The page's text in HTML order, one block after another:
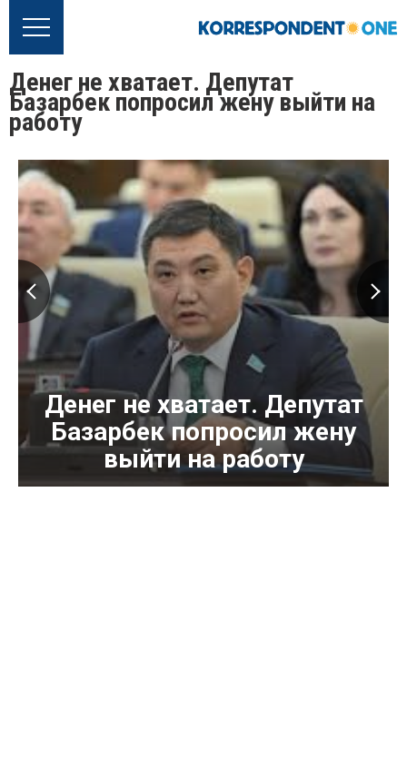
Денег не хватает. Депутат
Базарбек попросил жену выйти на
работу
Денег не хватает. Депутат
Базарбек попросил жену
выйти на работу